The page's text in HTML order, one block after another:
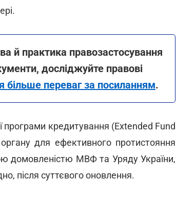
й практика правозастосування
досліджуйте правові
більше переваг за посиланням.
кредитування (Extended Fund
для ефективного протистояння
домовленістю МВФ та Уряду України,
після суттєвого оновлення.